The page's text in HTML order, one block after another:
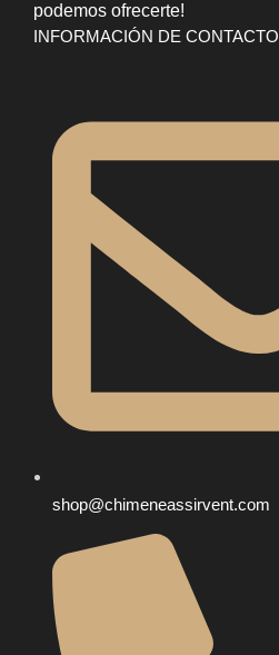
podemos ofrecerte!
INFORMACIÓN DE CONTACTO
shop@chimeneassirvent.com